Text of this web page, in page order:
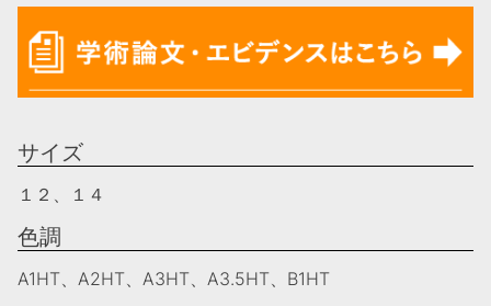
サイズ
１２、１４
色調
A1HT、A2HT、A3HT、A3.5HT、B1HT